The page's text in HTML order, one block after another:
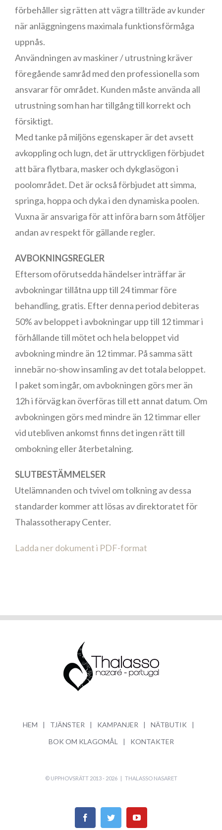
förbehåller sig rätten att vägra tillträde av kunder
när anläggningens maximala funktionsförmåga
uppnås.
Användningen av maskiner / utrustning kräver
föregående samråd med den professionella som
ansvarar för området. Kunden måste använda all
utrustning som han har tillgång till korrekt och
försiktigt.
Med tanke på miljöns egenskaper är det avsett
avkoppling och lugn, det är uttryckligen förbjudet
att bära flytbara, masker och dykglasögon i
poolområdet. Det är också förbjudet att simma,
springa, hoppa och dyka i den dynamiska poolen.
Vuxna är ansvariga för att införa barn som åtföljer
andan av respekt för gällande regler.
AVBOKNINGSREGLER
Eftersom oförutsedda händelser inträffar är
avbokningar tillåtna upp till 24 timmar före
behandling, gratis. Efter denna period debiteras
50% av beloppet i avbokningar upp till 12 timmar i
förhållande till mötet och hela beloppet vid
avbokning mindre än 12 timmar. På samma sätt
innebär no-show insamling av det totala beloppet.
I paket som ingår, om avbokningen görs mer än
12h i förväg kan överföras till ett annat datum. Om
avbokningen görs med mindre än 12 timmar eller
vid utebliven ankomst finns det ingen rätt till
ombokning eller återbetalning.
SLUTBESTÄMMELSER
Utelämnanden och tvivel om tolkning av dessa
standarder kommer att lösas av direktoratet för
Thalassotherapy Center.
Ladda ner dokument i PDF-format
HEM TJÄNSTER KAMPANJER
NÄTBUTIK
BOK OM KLAGOMÅL
KONTAKTER
© UPPHOVSRÄTT 2013 - 2026 | THALASSO NASARET